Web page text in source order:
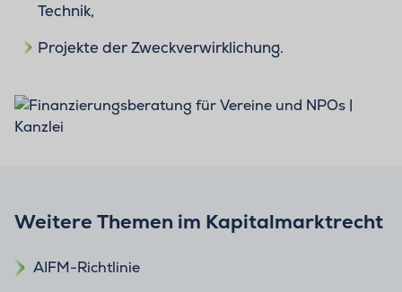
Technik,
Projekte der Zweckverwirklichung.
Weitere Themen im Kapitalmarktrecht
AIFM-Richtlinie